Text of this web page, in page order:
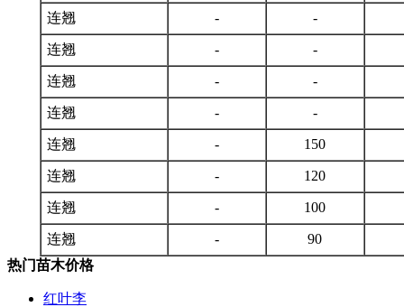
连翘 - -
连翘 - -
连翘 - -
连翘 - -
连翘 - 150
连翘 - 120
连翘 - 100
连翘 -
90
热门苗木价格
红叶李